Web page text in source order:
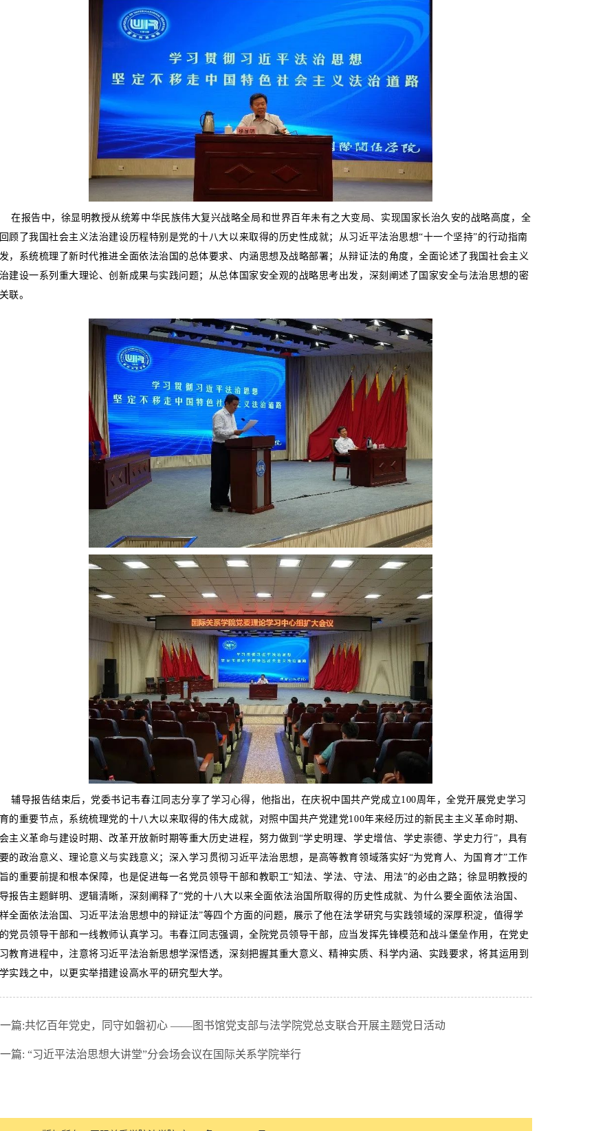
在报告中，徐显明教授从统筹中华民族伟大复兴战略全局和世界百年未有之大变局、实现国家长治久安的战略高度，全
顾了我国社会主义法治建设历程特别是党的十八大以来取得的历史性成就；从习近平法治思想“十一个坚持”的行动指南
，系统梳理了新时代推进全面依法治国的总体要求、内涵思想及战略部署；从辩证法的角度，全面论述了我国社会主义
建设一系列重大理论、创新成果与实践问题；从总体国家安全观的战略思考出发，深刻阐述了国家安全与法治思想的密
联。
辅导报告结束后，党委书记韦春江同志分享了学习心得，他指出，在庆祝中国共产党成立100周年，全党开展党史学习
的重要节点，系统梳理党的十八大以来取得的伟大成就，对照中国共产党建党100年来经历过的新民主主义革命时期、
主义革命与建设时期、改革开放新时期等重大历史进程，努力做到“学史明理、学史增信、学史崇德、学史力行”，具有
的政治意义、理论意义与实践意义；深入学习贯彻习近平法治思想，是高等教育领域落实好“为党育人、为国育才”工作
的重要前提和根本保障，也是促进每一名党员领导干部和教职工“知法、学法、守法、用法”的必由之路；徐显明教授的
报告主题鲜明、逻辑清晰，深刻阐释了“党的十八大以来全面依法治国所取得的历史性成就、为什么要全面依法治国、
全面依法治国、习近平法治思想中的辩证法”等四个方面的问题，展示了他在法学研究与实践领域的深厚积淀，值得学
党员领导干部和一线教师认真学习。韦春江同志强调，全院党员领导干部，应当发挥先锋模范和战斗堡垒作用，在党史
教育进程中，注意将习近平法治新思想学深悟透，深刻把握其重大意义、精神实质、科学内涵、实践要求，将其运用到
实践之中，以更实举措建设高水平的研究型大学。
篇:共忆百年党史，同守如磐初心 ——图书馆党支部与法学院党总支联合开展主题党日活动
篇: “习近平法治思想大讲堂”分会场会议在国际关系学院举行